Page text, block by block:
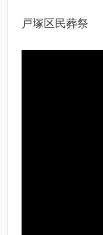
戸塚区民葬祭